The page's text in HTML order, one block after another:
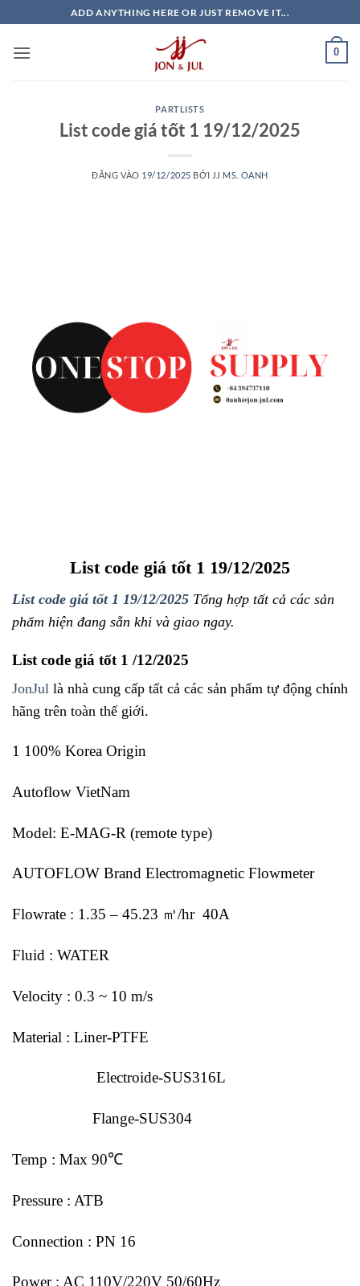
qua
nội
ADD ANYTHING HERE OR JUST REMOVE IT...
0
PARTLISTS
List code giá tốt 1 19/12/2025
ĐĂNG VÀO 19/12/2025 BỞI JJ MS. OANH
List code giá tốt 1 19/12/2025
List code giá tốt 1 19/12/2025 Tổng hợp tất cả các sản
phẩm hiện đang sẵn khi và giao ngay.
List code giá tốt 1 /12/2025
JonJul là nhà cung cấp tất cả các sản phẩm tự động chính
hãng trên toàn thế giới.
1 100% Korea Origin
Autoflow VietNam
Model: E-MAG-R (remote type)
AUTOFLOW Brand Electromagnetic Flowmeter
Flowrate : 1.35 – 45.23 ㎥/hr 40A
Fluid : WATER
Velocity : 0.3 ~ 10 m/s
Material : Liner-PTFE
Electroide-SUS316L
Flange-SUS304
Temp : Max 90℃
Pressure : ATB
Connection : PN 16
Power : AC 110V/220V 50/60Hz